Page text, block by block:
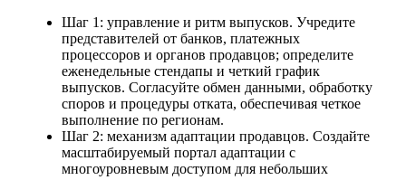
Шаг 1: управление и ритм выпусков. Учредите
представителей от банков, платежных
процессоров и органов продавцов; определите
еженедельные стендапы и четкий график
выпусков. Согласуйте обмен данными, обработку
споров и процедуры отката, обеспечивая четкое
выполнение по регионам.
Шаг 2: механизм адаптации продавцов. Создайте
масштабируемый портал адаптации с
многоуровневым доступом для небольших